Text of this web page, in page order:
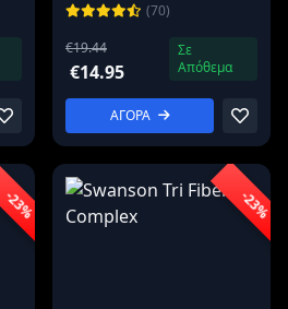
(70)
€19.44
€14.95
Σε
Απόθεμα
ΑΓΟΡΑ
-23% -23%